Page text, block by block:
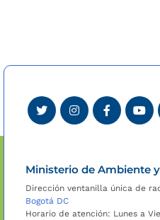
Ministerio de Ambiente
Dirección ventanilla única de
Bogotá DC
Horario de atención: Lunes a